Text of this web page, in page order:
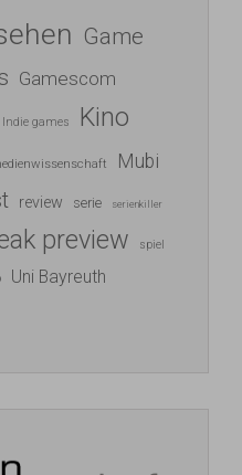
Game
Gamescom
Indie games Kino
Mubi
review serie serienkiller
preview spiel
Uni Bayreuth